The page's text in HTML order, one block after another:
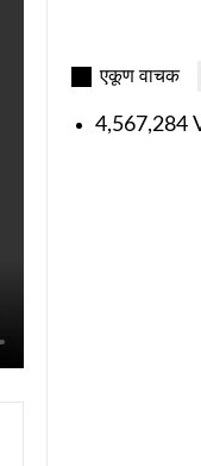
एकूण वाचक
4,567,284